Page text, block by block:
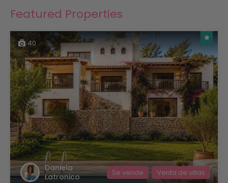
Featured Properties
40
Daniela
Latronico
Se vende Venta de villas